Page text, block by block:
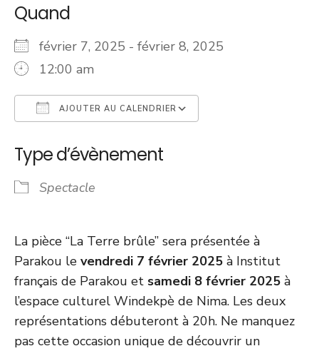
Quand
février 7, 2025 - février 8, 2025
12:00 am
AJOUTER AU CALENDRIER
Type d’évènement
Spectacle
La pièce “La Terre brûle” sera présentée à
Parakou le vendredi 7 février 2025 à Institut
français de Parakou et samedi 8 février 2025 à
l’espace culturel Windekpè de Nima. Les deux
représentations débuteront à 20h. Ne manquez
pas cette occasion unique de découvrir un